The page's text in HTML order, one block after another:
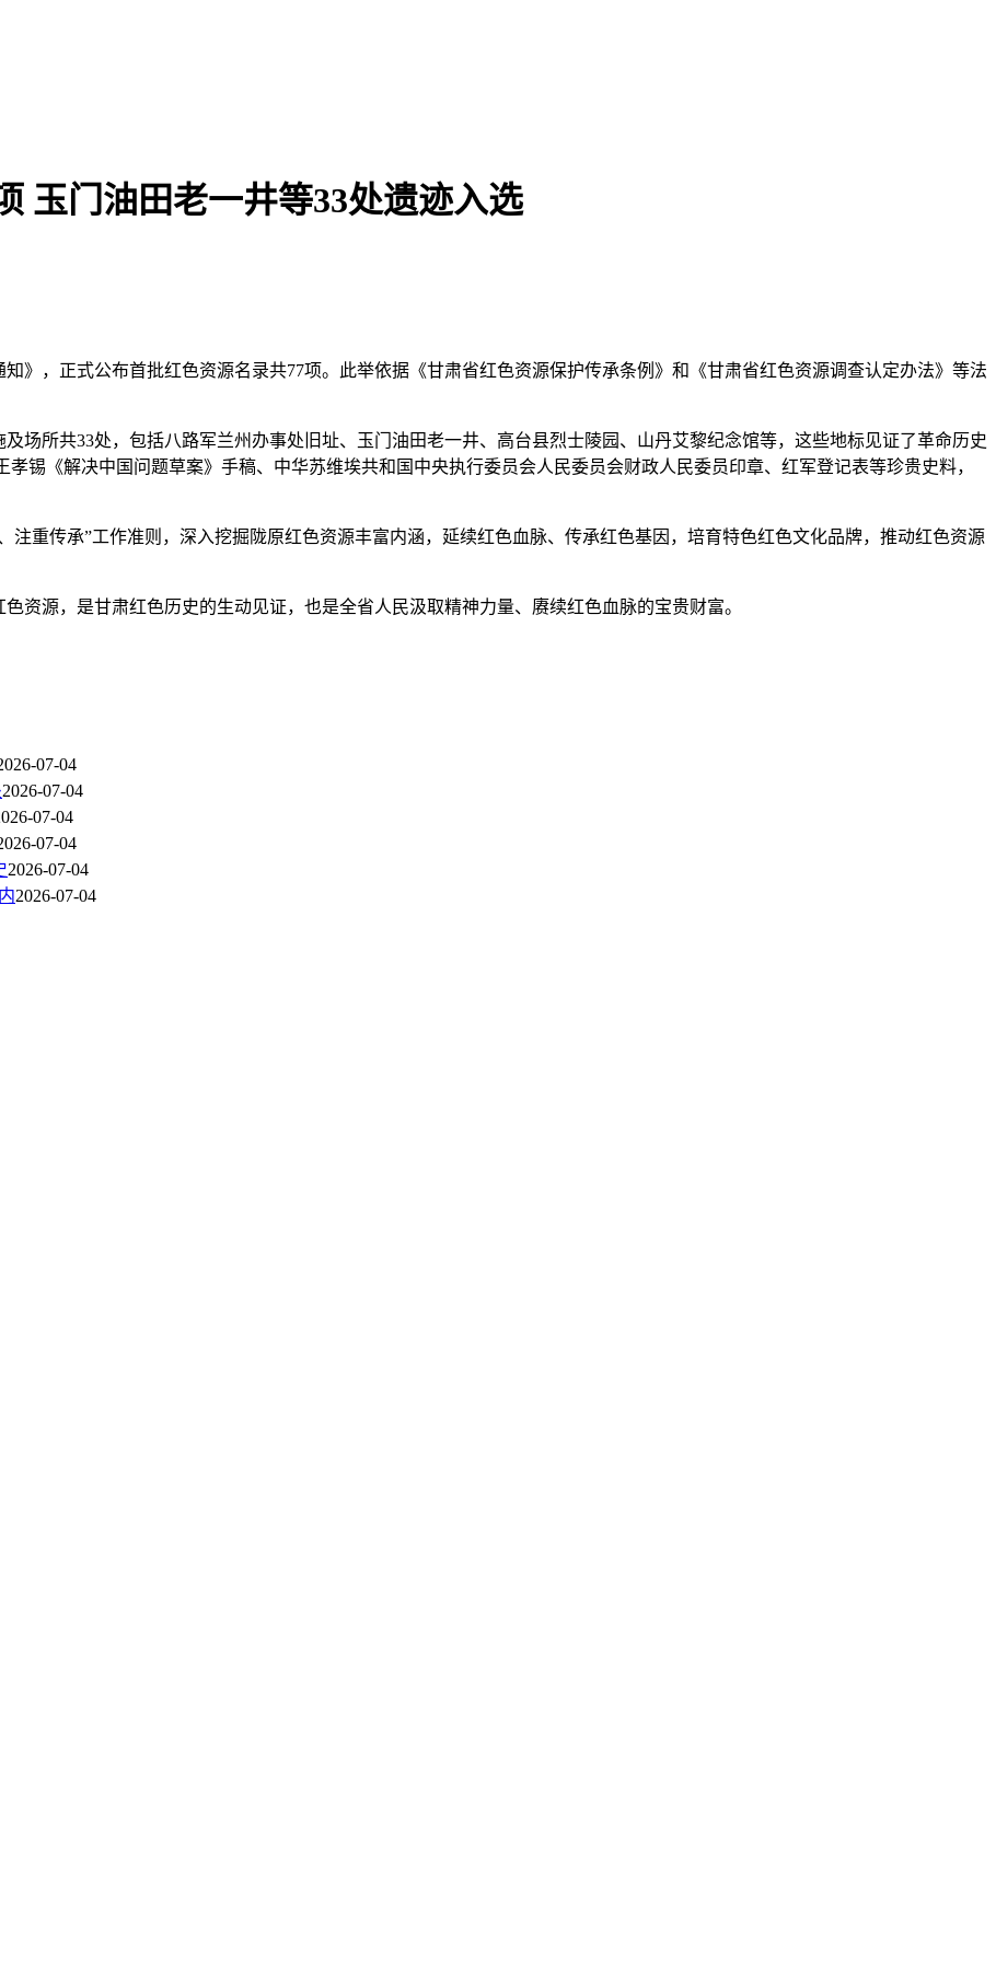
玉门油田老一井等33处遗迹入选
》，正式公布首批红色资源名录共77项。此举依据《甘肃省红色资源保护传承条例》和《甘肃省红色资源调查认定办法》等法
场所共33处，包括八路军兰州办事处旧址、玉门油田老一井、高台县烈士陵园、山丹艾黎纪念馆等，这些地标见证了革命历史
锡《解决中国问题草案》手稿、中华苏维埃共和国中央执行委员会人民委员会财政人民委员印章、红军登记表等珍贵史料，
注重传承”工作准则，深入挖掘陇原红色资源丰富内涵，延续红色血脉、传承红色基因，培育特色红色文化品牌，推动红色资源
源，是甘肃红色历史的生动见证，也是全省人民汲取精神力量、赓续红色血脉的宝贵财富。
07-04
2026-07-04
07-04
07-04
2026-07-04
2026-07-04